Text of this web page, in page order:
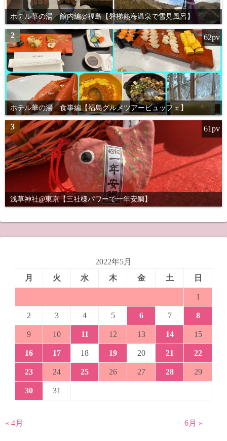
ホテル華の湯 館内編@福島【磐梯熱海温泉で雪見風呂】
2
ホテル華の湯 食事編【福島グルメツアービュッフェ】
62pv
3
浅草神社@東京【三社様パワーで一年安鯛】
61pv
2022年5月
月
火 水 木 金 土 日
1
2 3 4 5 6 7 8
9 10 11 12 13 14 15
16 17 18 19 20 21 22
23 24 25 26 27 28 29
30 31
« 4月 6月 »